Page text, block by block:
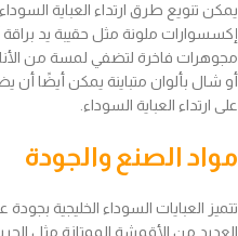
يمكن تنويع طرق ارتداء العباية
إكسسوارات ملونة مثل حقيبة يد براقة
مجوهرات فاخرة لتضفي لمسة من
أو شال بألوان متباينة يمكن أيضًا أن
على ارتداء العباية السوداء.
مواد الصنع والجودة
تتميز العبايات السوداء الخليجية
العديد من الأقمشة الممتازة مثل